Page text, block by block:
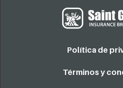
Política de
Términos y